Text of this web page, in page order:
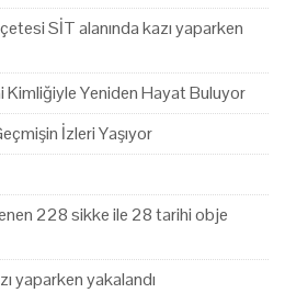
SİT alanında kazı yaparken
Kimliğiyle Yeniden Hayat Buluyor
İzleri Yaşıyor
228 sikke ile 28 tarihi obje
yaparken yakalandı